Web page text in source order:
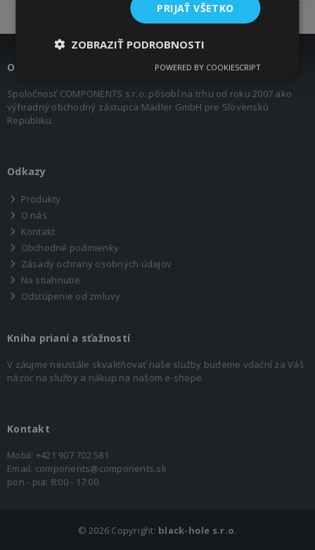
O nás
Spoločnosť COMPONENTS s.r.o. pôsobí na trhu od roku 2007 ako
výhradný obchodný zástupca Mädler GmbH pre Slovenskú
Republiku.
Odkazy
Produkty
O nás
Kontakt
Obchodné podmienky
Zásady ochrany osobných údajov
Na stiahnutie
Odstúpenie od zmluvy
Kniha prianí a sťažností
V záujme neustále skvalitňovať naše služby budeme vďační za Váš
názor na služby a nákup na našom e-shope.
Kontakt
Mobil: +421 907 702 581
Email: components@components.sk
pon - pia: 8:00 - 17:00
©2026 Copyright: black-hole s.r.o.
PRIJAŤ VŠETKO
ZOBRAZIŤ PODROBNOSTI
POWERED BY COOKIESCRIPT